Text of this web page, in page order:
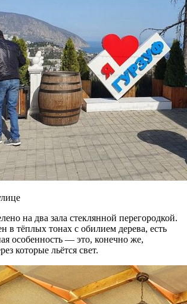
на два зала стеклянной перегородкой.
в тёплых тонах с обилием дерева, есть
особенность — это, конечно же,
которые льётся свет.